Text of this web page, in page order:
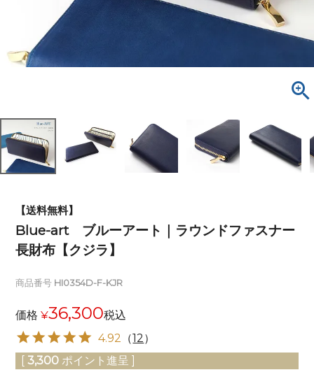
【送料無料】
Blue-art ブルーアート｜ラウンドファスナー
長財布【クジラ】
商品番号 HI0354D-F-KJR
価格 ¥36,300税込
4.92 （12）
[ 3,300 ポイント進呈 ]